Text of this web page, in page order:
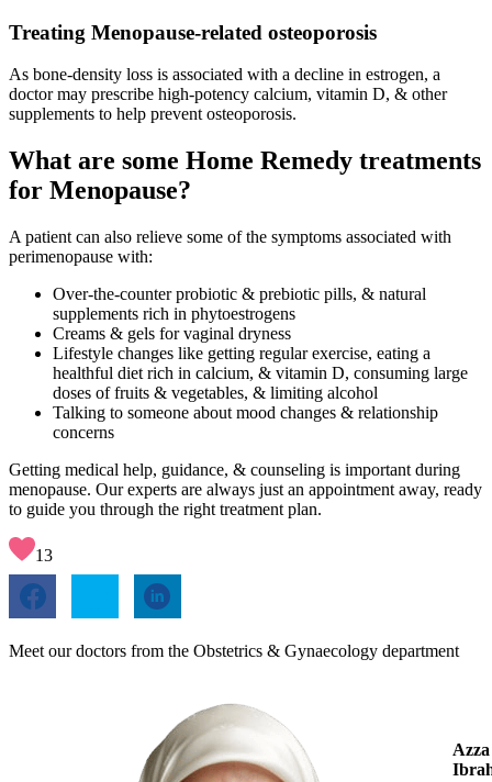
Treating Menopause-related osteoporosis
As bone-density loss is associated with a decline in estrogen, a
doctor may prescribe high-potency calcium, vitamin D, & other
supplements to help prevent osteoporosis.
What are some Home Remedy treatments
for Menopause?
A patient can also relieve some of the symptoms associated with
perimenopause with:
Over-the-counter probiotic & prebiotic pills, & natural
supplements rich in phytoestrogens
Creams & gels for vaginal dryness
Lifestyle changes like getting regular exercise, eating a
healthful diet rich in calcium, & vitamin D, consuming large
doses of fruits & vegetables, & limiting alcohol
Talking to someone about mood changes & relationship
concerns
Getting medical help, guidance, & counseling is important during
menopause. Our experts are always just an appointment away, ready
to guide you through the right treatment plan.
13
Meet our doctors from the Obstetrics & Gynaecology department